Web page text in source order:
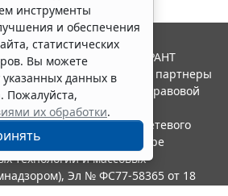
инструменты
и обеспечения
статистических
Вы можете
указанных данных в
Пожалуйста,
их обработки.
2026. Система ГАРАНТ
Компания "Гарант" и ее партнеры
Российской ассоциации правовой
в качестве сетевого
службой по надзору в сфере
технологий и массовых
Эл № ФС77-58365 от 18